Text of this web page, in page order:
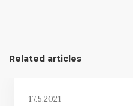
Related articles
17.5.2021